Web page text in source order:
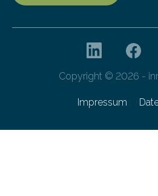
Copyright © 2026 -
Impressum